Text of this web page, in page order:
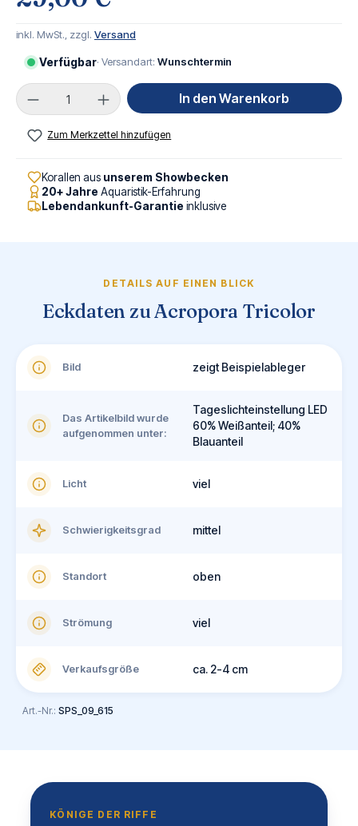
inkl. MwSt., zzgl. Versand
Verfügbar· Versandart: Wunschtermin
Produkt Anzahl: Gib den gewünschten Wert
In den Warenkorb
Zum Merkzettel hinzufügen
Korallen aus unserem Showbecken
20+ Jahre Aquaristik-Erfahrung
Lebendankunft-Garantie inklusive
DETAILS AUF EINEN BLICK
Eckdaten zu Acropora Tricolor
Bild zeigt Beispielableger
Das Artikelbild wurde
aufgenommen unter:
Tageslichteinstellung LED
60% Weißanteil; 40%
Blauanteil
Licht viel
Schwierigkeitsgrad mittel
Standort oben
Strömung viel
Verkaufsgröße ca. 2-4 cm
Art.-Nr.: SPS_09_615
KÖNIGE DER RIFFE